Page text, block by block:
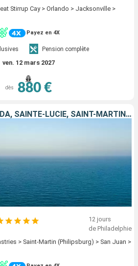
Stirrup Cay > Orlando > Jacksonville >
Payez en 4X
Pension complète
ven. 12 mars 2027
dès 880 €
ANTIGUA-ET-BARBUDA, SAINTE-LUCIE, SAINT-MARTIN, PORTO RICO, RÉPUBLIQUE DOMINICAINE, ÉTATS-UNIS
12 jours
de Philadelphie
> Saint-Martin (Philipsburg) > San Juan >